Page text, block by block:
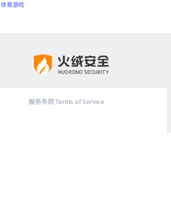
体育游戏
服务条款 Terms of Service